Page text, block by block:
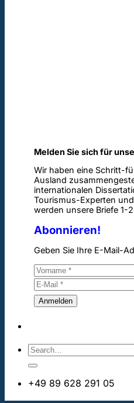
Melden Sie sich für
Wir haben eine Schritt-
Ausland
internationalen
Tourismus-Experten
werden unsere Briefe 1-
Abonnieren!
Geben Sie Ihre E-Mail-
+49 89 628 291 05